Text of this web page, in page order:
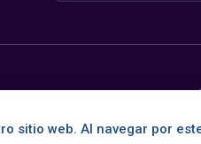
sitio web. Al navegar por